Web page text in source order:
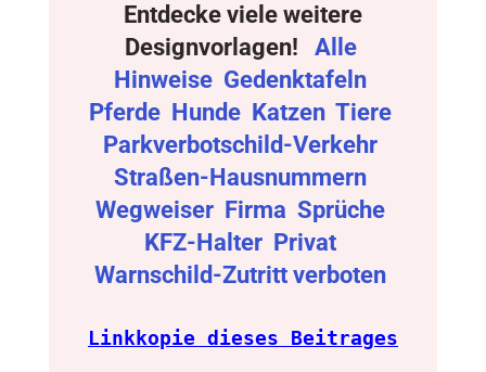
Entdecke viele weitere
Designvorlagen!
Alle
Hinweise Gedenktafeln
Pferde Hunde Katzen Tiere
Parkverbotschild-Verkehr
Straßen-Hausnummern
Wegweiser Firma Sprüche
KFZ-Halter Privat
Warnschild-Zutritt verboten
Linkkopie dieses Beitrages